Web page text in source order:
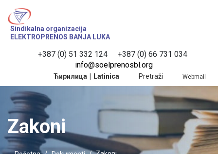
Sindikalna organizacija
ELEKTROPRENOS BANJA LUKA
Ћирилица Latinica Pretraži Webmail
info@soelprenosbl.org
+387 (0) 51 332 124 +387 (0) 66 731 034
Zakoni